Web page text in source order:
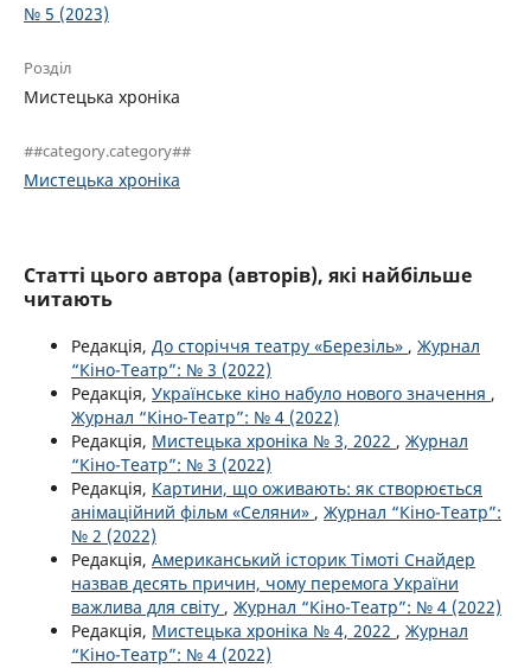
№ 5 (2023)
Розділ
Мистецька хроніка
##category.category##
Мистецька хроніка
Статті цього автора (авторів), які найбільше
читають
Редакція, До сторіччя театру «Березіль» , Журнал
“Кіно-Театр”: № 3 (2022)
Редакція, Українське кіно набуло нового значення ,
Журнал “Кіно-Театр”: № 4 (2022)
Редакція, Мистецька хроніка № 3, 2022 , Журнал
“Кіно-Театр”: № 3 (2022)
Редакція, Картини, що оживають: як створюється
анімаційний фільм «Селяни» , Журнал “Кіно-Театр”:
№ 2 (2022)
Редакція, Американський історик Тімоті Снайдер
назвав десять причин, чому перемога України
важлива для світу , Журнал “Кіно-Театр”: № 4 (2022)
Редакція, Мистецька хроніка № 4, 2022 , Журнал
“Кіно-Театр”: № 4 (2022)